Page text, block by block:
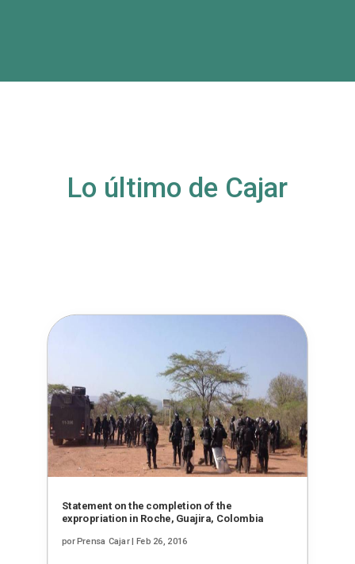
Lo último de Cajar
Statement on the completion of the
expropriation in Roche, Guajira, Colombia
porPrensa Cajar| Feb 26, 2016